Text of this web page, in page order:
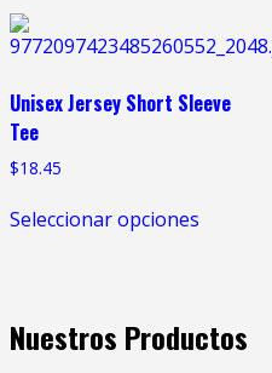
Unisex Jersey Short Sleeve
Tee
$18.45
Seleccionar opciones
Nuestros Productos